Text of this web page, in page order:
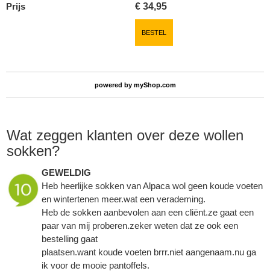
Prijs € 34,95
BESTEL
powered by myShop.com
Wat zeggen klanten over deze wollen
sokken?
GEWELDIG
Heb heerlijke sokken van Alpaca wol geen koude voeten
en wintertenen meer.wat een verademing.
Heb de sokken aanbevolen aan een cliënt.ze gaat een
paar van mij proberen.zeker weten dat ze ook een
bestelling gaat
plaatsen.want koude voeten brrr.niet aangenaam.nu ga
ik voor de mooie pantoffels.